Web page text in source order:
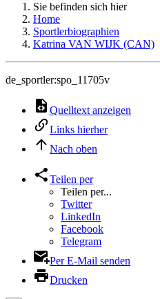
Sie befinden sich hier
Home
Sportlerbiographien
Katrina VAN WIJK (CAN)
de_sportler:spo_11705v
Quelltext anzeigen
Links hierher
Nach oben
Teilen per
Teilen per...
Twitter
LinkedIn
Facebook
Telegram
Per E-Mail senden
Drucken